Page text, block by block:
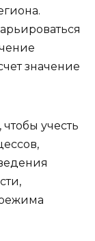
значение
учесть